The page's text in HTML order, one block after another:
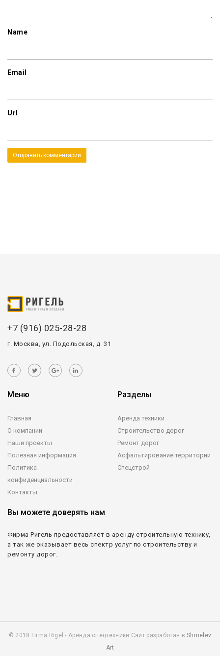
Name
Email
Url
+7 (916) 025-28-28
г. Москва, ул. Подольская, д. 31
Меню
Главная
О компании
Наши проекты
Полезная информация
Политика
конфиденциальности
Контакты
Разделы
Аренда техники
Строительство дорог
Ремонт дорог
Асфальтирование территории
Спецстрой
Вы можете доверять нам
Фирма Ригель предоставляет в аренду строительную технику,
а так же оказывает весь спектр услуг по строительству и
ремонту дорог.
© 2018 Firma Rigel - Аренда спецтехники Сайт разработан вShmelev
Art